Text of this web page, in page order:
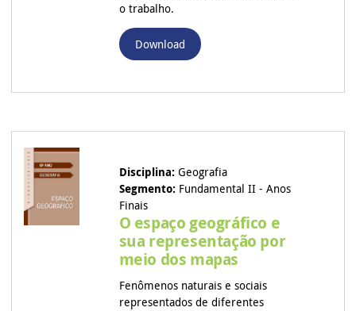
o trabalho.
Download
Disciplina: Geografia
Segmento: Fundamental II - Anos
Finais
O espaço geográfico e
sua representação por
meio dos mapas
Fenômenos naturais e sociais
representados de diferentes